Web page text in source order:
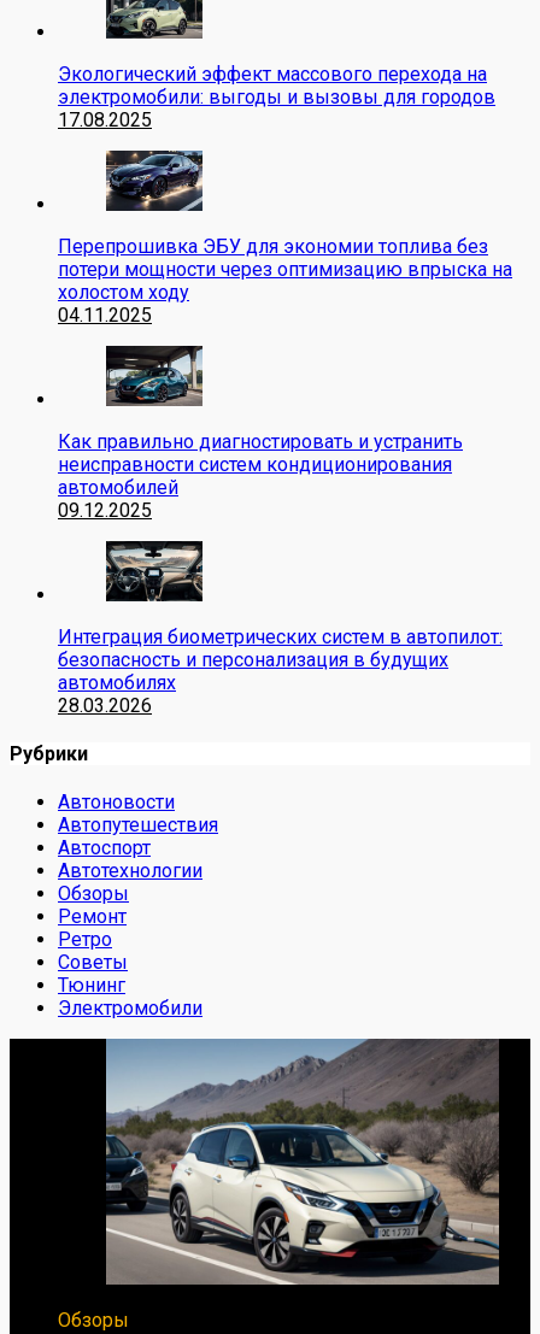
Экологический эффект массового перехода на
электромобили: выгоды и вызовы для городов
17.08.2025
Перепрошивка ЭБУ для экономии топлива без
потери мощности через оптимизацию впрыска на
холостом ходу
04.11.2025
Как правильно диагностировать и устранить
неисправности систем кондиционирования
автомобилей
09.12.2025
Интеграция биометрических систем в автопилот:
безопасность и персонализация в будущих
автомобилях
28.03.2026
Рубрики
Автоновости
Автопутешествия
Автоспорт
Автотехнологии
Обзоры
Ремонт
Ретро
Советы
Тюнинг
Электромобили
Обзоры